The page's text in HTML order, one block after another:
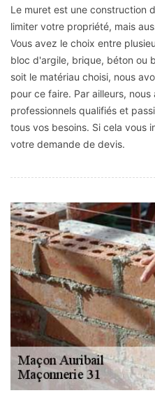
Le muret est une construction
limiter votre propriété, mais
Vous avez le choix entre
bloc d'argile, brique, béton ou
soit le matériau choisi, nous
pour ce faire. Par ailleurs,
professionnels qualifiés et
tous vos besoins. Si cela vous
votre demande de devis.